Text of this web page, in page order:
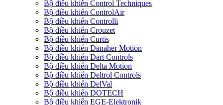
Bộ điều khiển Control Techniques
Bộ điều khiển ControlAir
Bộ điều khiển Controlli
Bộ điều khiển Crouzet
Bộ điều khiển Curtis
Bộ điều khiển Danaher Motion
Bộ điều khiển Dart Controls
Bộ điều khiển Delta Motion
Bộ điều khiển Deltrol Controls
Bộ điều khiển DelVal
Bộ điều khiển DOTECH
Bộ điều khiển EGE-Elektronik